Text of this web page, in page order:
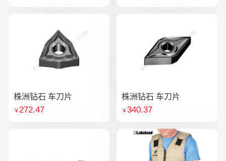
株洲钻石 车刀片
￥272.47
株洲钻石 车刀片
￥340.37